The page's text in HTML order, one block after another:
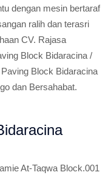
dengan mesin bertaraf
ralih dan terasri
CV. Rajasa
Block Bidaracina /
Block Bidaracina
dan Bersahabat.
At-Taqwa Block.001